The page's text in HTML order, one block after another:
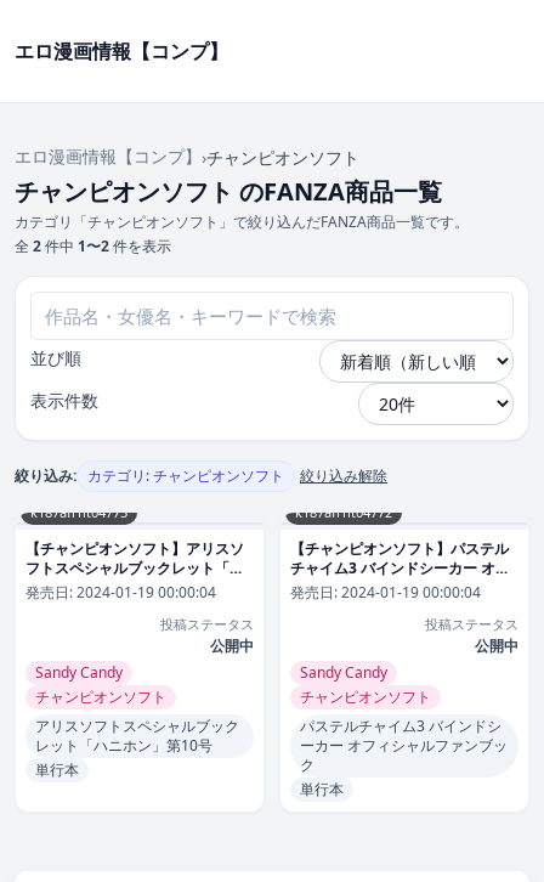
エロ漫画情報【コンプ】
エロ漫画情報【コンプ】 ›チャンピオンソフト
チャンピオンソフト のFANZA商品一覧
カテゴリ「チャンピオンソフト」で絞り込んだFANZA商品一覧です。
全 2件中 1〜2件を表示
並び順
表示件数
絞り込み: カテゴリ: チャンピオンソフト 絞り込み解除
k187afrnt04773
【チャンピオンソフト】アリスソ
フトスペシャルブックレット「ハ
ニホン」第10号 Genre単行本 評価
発売日:2024-01-19 00:00:04
投稿ステータス
公開中
Sandy Candy
チャンピオンソフト
アリスソフトスペシャルブック
レット「ハニホン」第10号
単行本
k187afrnt04772
【チャンピオンソフト】パステル
チャイム3 バインドシーカー オフ
ィシャルファンブック Genre単行
本 評価
発売日:2024-01-19 00:00:04
投稿ステータス
公開中
Sandy Candy
チャンピオンソフト
パステルチャイム3 バインドシ
ーカー オフィシャルファンブッ
ク
単行本